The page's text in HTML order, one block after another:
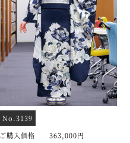
No.3139
ご購入価格 363,000円